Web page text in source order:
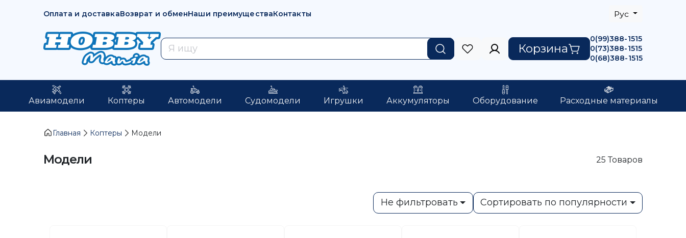
Оплата и доставкаВозврат и обменНаши преимуществаКонтакты Рус
Корзина
0(99)388-1515
0(73)388-1515
0(68)388-1515
Авиамодели Коптеры Автомодели Судомодели Игрушки Аккумуляторы Оборудование Расходные материалы
Главная Коптеры Модели
Модели 25 Товаров
Не фильтровать Сортировать по популярности